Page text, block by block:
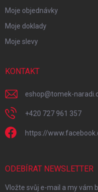
Moje objednávky
Moje doklady
Moje slevy
KONTAKT
eshop@tomek-
+420 727 961 357
https://
ODEBÍRAT NEWSLETTER
Vložte svůj e-mail a my vám